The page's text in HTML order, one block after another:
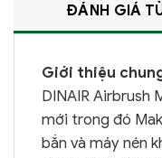
ĐÁNH GIÁ
Giới thiệu
DINAIR Airbrush
mới trong đó
bắn và máy nén